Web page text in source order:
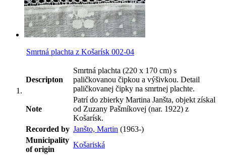
Smrtná plachta z Košarísk 002-04
Descripton
Smrtná plachta (220 x 170 cm) s
paličkovanou čipkou a výšivkou. Detail
paličkovanej čipky na smrtnej plachte.
Note
Patrí do zbierky Martina Janšta, objekt získal
od Zuzany Pašmíkovej (nar. 1922) z
Košarísk.
Recorded by Janšto, Martin (1963-)
Municipality
of origin
Košariská